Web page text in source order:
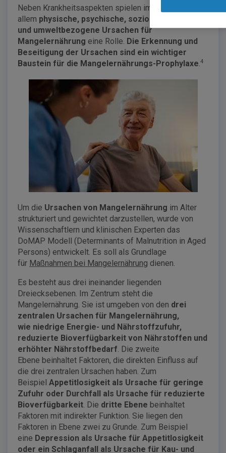
Neben Krankheitsaspekten spielen im Alter vor
allem physische, psychische, sozio-ökonomische
und umweltbezogene Ursachen für
Mangelernährung eine Rolle. Die Erkennung und
Beseitigung der Ursachen sind ein wichtiger
Baustein für die Mangelernährungs-Prophylaxe.4
Um die Ursachen von Mangelernährung im Alter
strukturiert und gewichtet darzustellen, wurde von
Wissenschaftlern und klinischen Experten das
DoMAP Modell (Determinants of Malnutrition in Aged
Persons) entwickelt. Es soll als Grundlage
für Maßnahmen bei Mangelernährung dienen.
Es besteht aus drei ineinander liegenden
Dreiecksebenen. Im Zentrum steht die
Mangelernährung. Sie ist umgeben von den drei
zentralen Ursachen für Mangelernährung,
wie niedrige Energie- und Nährstoffzufuhr,
reduzierte Bioverfügbarkeit von Nährstoffen und
erhöhter Nährstoffbedarf. Die zweite
Ebene beinhaltet Faktoren, die direkten Einfluss auf
die drei zentralen Ursachen haben. Zum
Beispiel Appetitlosigkeit als Ursache für geringe
Zufuhr oder Durchfall als Ursache für reduzierte
Bioverfügbarkeit. Die dritte Ebene beinhaltet
Faktoren mit indirekter Funktion. Sie liegen den
Faktoren in Ebene zwei zu Grunde. Zum Beispiel
eine Depression als Ursache für Appetitlosigkeit
oder ein Schlaganfall als Ursache für Kau- und